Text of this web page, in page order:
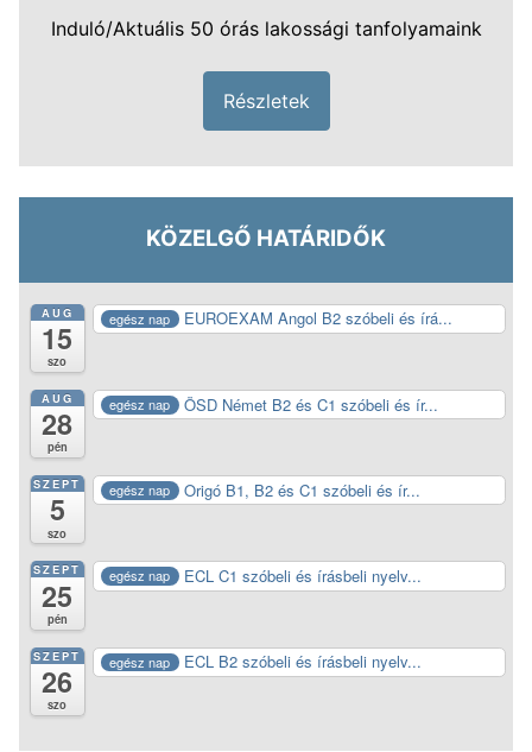
Induló/Aktuális 50 órás lakossági tanfolyamaink
Részletek
KÖZELGŐ HATÁRIDŐK
AUG
15
szo
egész nap EUROEXAM Angol B2 szóbeli és írá...
AUG
28
pén
egész nap ÖSD Német B2 és C1 szóbeli és ír...
SZEPT
5
szo
egész nap Origó B1, B2 és C1 szóbeli és ír...
SZEPT
25
pén
egész nap ECL C1 szóbeli és írásbeli nyelv...
SZEPT
26
szo
egész nap ECL B2 szóbeli és írásbeli nyelv...